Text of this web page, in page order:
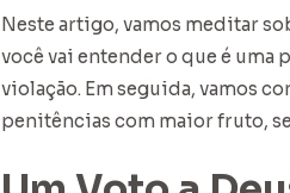
Neste artigo, vamos meditar
você vai entender o que é uma
violação. Em seguida, vamos
penitências com maior fruto,